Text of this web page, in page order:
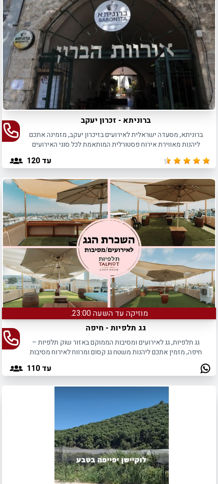
ברוניתא - זכרון יעקב
ברוניתא, מסעדה ישראלית לאירועים בזיכרון יעקב, מזמינה אתכם
ליהנות מאווירת אירוח פסטורלית המותאמת לכל סוגי האירועים
עד 120
מוזיקה עד השעה 23:00.
גג תלפיות - חיפה
גג תלפיות, גג לאירועים ומסיבות הממוקם באזור שוק תלפיות –
חיפה, מזמין אתכם ליהנות משטח גג קסום ומרווח לאירוח מסיבות
עד 110